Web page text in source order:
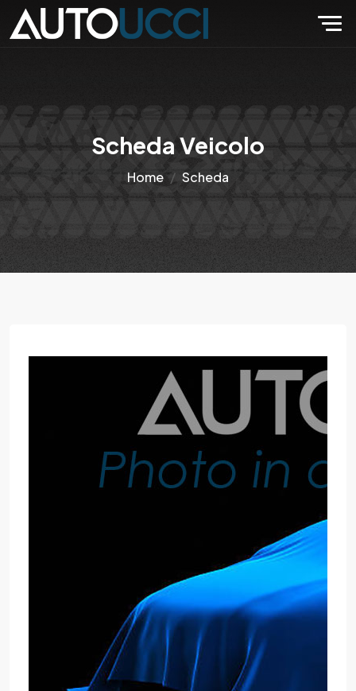
Scheda Veicolo
Home Scheda